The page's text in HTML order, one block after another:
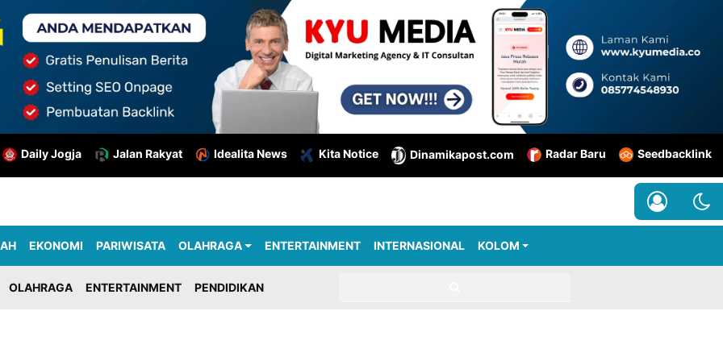
Daily Jogja Jalan Rakyat Idealita News Kita Notice Dinamikapost.com Radar Baru Seedbacklink
EKONOMI PARIWISATA OLAHRAGA ENTERTAINMENT INTERNASIONAL KOLOM
OLAHRAGA ENTERTAINMENT PENDIDIKAN